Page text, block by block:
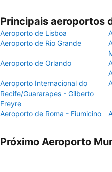
Principais aeroportos
Aeroporto de Lisboa
Aeroporto de Rio Grande
Aeroporto de Orlando
Aeroporto Internacional do
Recife/Guararapes - Gilberto
Freyre
Aeroporto de Roma - Fiumicino
Próximo Aeroporto